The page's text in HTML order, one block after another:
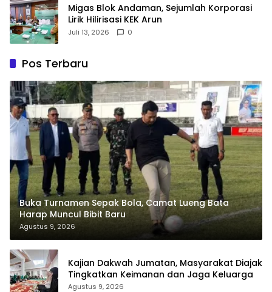
Migas Blok Andaman, Sejumlah Korporasi
Lirik Hilirisasi KEK Arun
Juli 13, 2026 0
Pos Terbaru
Buka Turnamen Sepak Bola, Camat Lueng Bata
Harap Muncul Bibit Baru
Agustus 9, 2026
Kajian Dakwah Jumatan, Masyarakat Diajak
Tingkatkan Keimanan dan Jaga Keluarga
Agustus 9, 2026